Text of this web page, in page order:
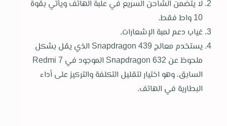
لا يتضمن الشاحن السريع في علبة الهاتف ويأتي بقوة
10 واط فقط.
غياب دعم لمبة الإشعارات.
يستخدم معالج Snapdragon 439 الذي يقل بشكل
ملحوظ عن Snapdragon 632 الموجود في Redmi 7
السابق، وهو اختيار لتقليل التكلفة والتركيز على أداء
البطارية في الهاتف.